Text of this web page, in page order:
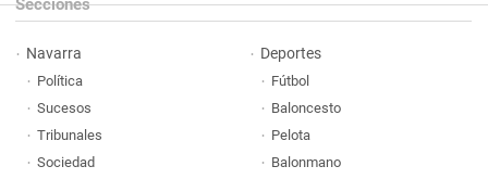
Secciones
Navarra
Política
Sucesos
Tribunales
Sociedad
Deportes
Fútbol
Baloncesto
Pelota
Balonmano